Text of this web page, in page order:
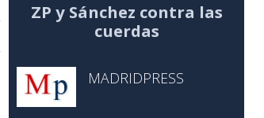
ZP y Sánchez contra las
cuerdas
MADRIDPRESS